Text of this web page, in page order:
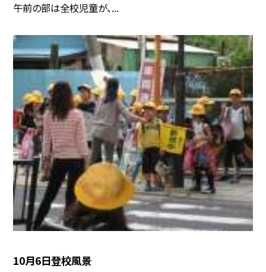
午前の部は全校児童が、...
10月6日登校風景